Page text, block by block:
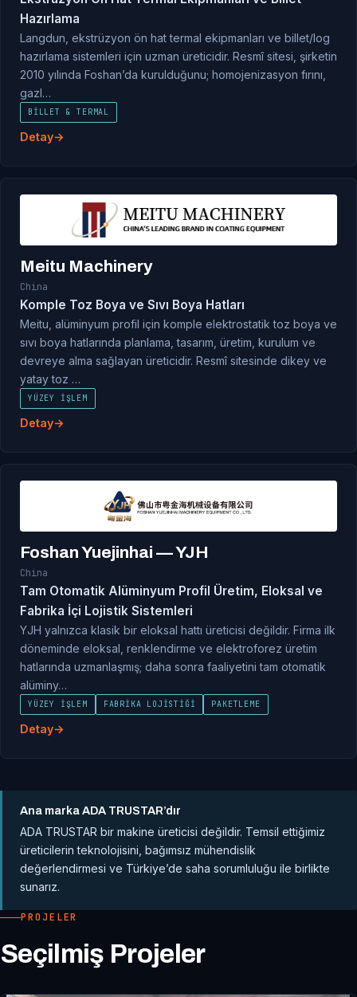
Hazırlama
Langdun, ekstrüzyon ön hat termal ekipmanları ve billet/log
hazırlama sistemleri için uzman üreticidir. Resmî sitesi, şirketin
2010 yılında Foshan’da kurulduğunu; homojenizasyon fırını,
gazl…
BILLET & TERMAL
Detay
Meitu Machinery
China
Komple Toz Boya ve Sıvı Boya Hatları
Meitu, alüminyum profil için komple elektrostatik toz boya ve
sıvı boya hatlarında planlama, tasarım, üretim, kurulum ve
devreye alma sağlayan üreticidir. Resmî sitesinde dikey ve
yatay toz …
YÜZEY İŞLEM
Detay
Foshan Yuejinhai — YJH
China
Tam Otomatik Alüminyum Profil Üretim, Eloksal ve
Fabrika İçi Lojistik Sistemleri
YJH yalnızca klasik bir eloksal hattı üreticisi değildir. Firma ilk
döneminde eloksal, renklendirme ve elektroforez üretim
hatlarında uzmanlaşmış; daha sonra faaliyetini tam otomatik
alüminy…
YÜZEY İŞLEM FABRIKA LOJISTIĞI PAKETLEME
Detay
Ana marka ADA TRUSTAR’dır
ADA TRUSTAR bir makine üreticisi değildir. Temsil ettiğimiz
üreticilerin teknolojisini, bağımsız mühendislik
değerlendirmesi ve Türkiye’de saha sorumluluğu ile birlikte
sunarız.
PROJELER
Seçilmiş Projeler